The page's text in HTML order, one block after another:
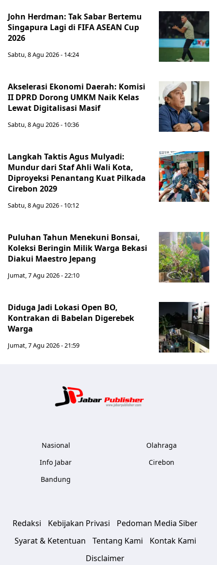
John Herdman: Tak Sabar Bertemu
Singapura Lagi di FIFA ASEAN Cup
2026
Sabtu, 8 Agu 2026 - 14:24
Akselerasi Ekonomi Daerah: Komisi
II DPRD Dorong UMKM Naik Kelas
Lewat Digitalisasi Masif
Sabtu, 8 Agu 2026 - 10:36
Langkah Taktis Agus Mulyadi:
Mundur dari Staf Ahli Wali Kota,
Diproyeksi Penantang Kuat Pilkada
Cirebon 2029
Sabtu, 8 Agu 2026 - 10:12
Puluhan Tahun Menekuni Bonsai,
Koleksi Beringin Milik Warga Bekasi
Diakui Maestro Jepang
Jumat, 7 Agu 2026 - 22:10
Diduga Jadi Lokasi Open BO,
Kontrakan di Babelan Digerebek
Warga
Jumat, 7 Agu 2026 - 21:59
Nasional
Info Jabar
Bandung
Olahraga
Cirebon
Redaksi Kebijakan Privasi
Pedoman Media Siber
Syarat & Ketentuan
Tentang Kami
Kontak Kami
Disclaimer